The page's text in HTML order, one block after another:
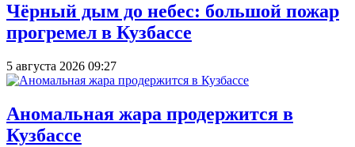
Чёрный дым до небес: большой пожар
прогремел в Кузбассе
5 августа 2026 09:27
Аномальная жара продержится в
Кузбассе